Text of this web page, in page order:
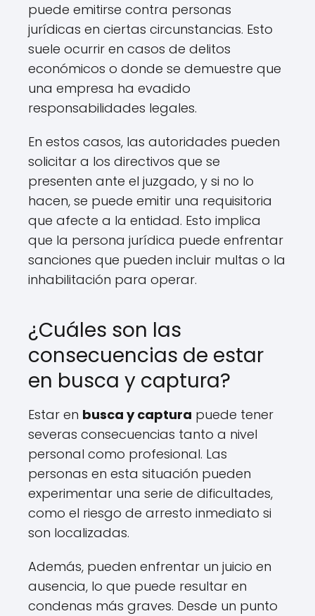
puede emitirse contra personas
jurídicas en ciertas circunstancias. Esto
suele ocurrir en casos de delitos
económicos o donde se demuestre que
una empresa ha evadido
responsabilidades legales.
En estos casos, las autoridades pueden
solicitar a los directivos que se
presenten ante el juzgado, y si no lo
hacen, se puede emitir una requisitoria
que afecte a la entidad. Esto implica
que la persona jurídica puede enfrentar
sanciones que pueden incluir multas o la
inhabilitación para operar.
¿Cuáles son las
consecuencias de estar
en busca y captura?
Estar en busca y captura puede tener
severas consecuencias tanto a nivel
personal como profesional. Las
personas en esta situación pueden
experimentar una serie de dificultades,
como el riesgo de arresto inmediato si
son localizadas.
Además, pueden enfrentar un juicio en
ausencia, lo que puede resultar en
condenas más graves. Desde un punto